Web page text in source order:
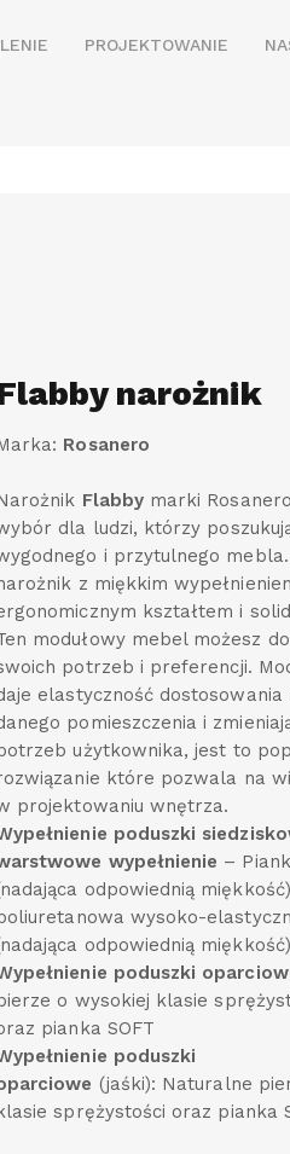
PROJEKTOWANIE
narożnik
Rosanero
Flabbymarki
dla ludzi, którzy
i przytulnego
z miękkim
kształtem i
modułowy mebel możesz
potrzeb i preferencji.
elastyczność dostosowania
pomieszczenia i
użytkownika, jest to
które pozwala na
projektowaniu wnętrza.
poduszki
wypełnienie –
odpowiednią
wysoko-
odpowiednią
poduszki
o wysokiej klasie
pianka SOFT
poduszki
(jaśki): Naturalne
klasie sprężystości oraz pianka